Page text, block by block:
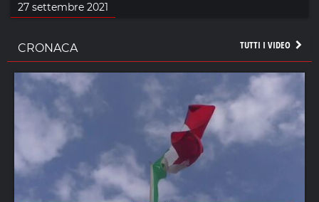
27 settembre 2021
TUTTI I VIDEO
CRONACA